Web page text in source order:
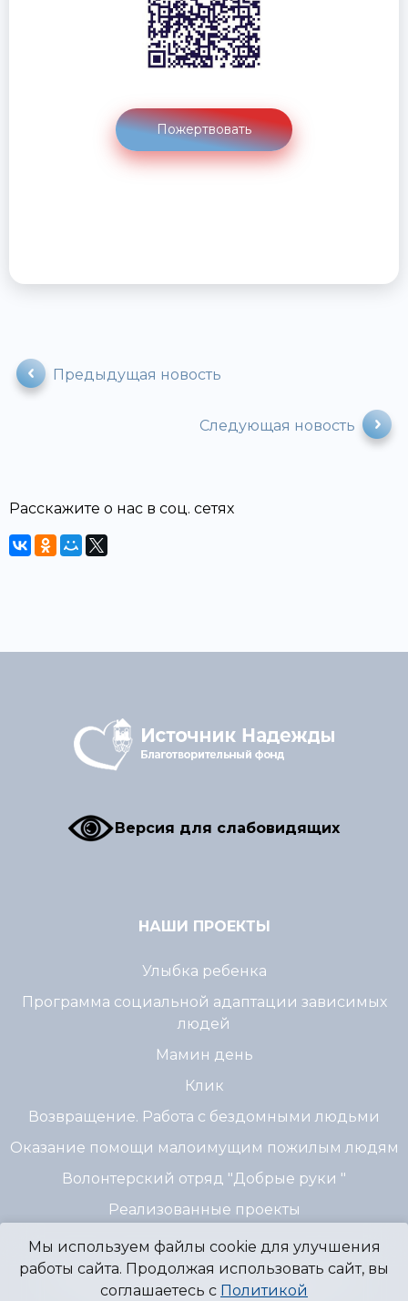
Пожертвовать
Предыдущая новость
Следующая новость
Расскажите о нас в соц. сетях
Версия для слабовидящих
НАШИ ПРОЕКТЫ
Улыбка ребенка
Программа социальной адаптации зависимых
людей
Мамин день
Клик
Возвращение. Работа с бездомными людьми
Оказание помощи малоимущим пожилым людям
Волонтерский отряд "Добрые руки "
Реализованные проекты
© 2007 - 2026 Благотворительный Фонд
Мы используем файлы cookie для улучшения
работы сайта. Продолжая использовать сайт, вы
соглашаетесь с Политикой